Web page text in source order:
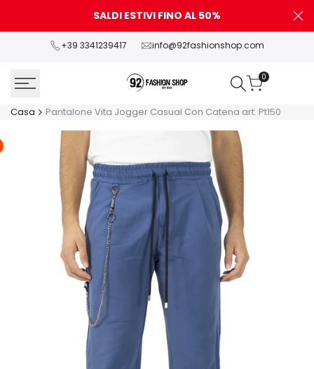
contenuto
SALDI ESTIVI FINO AL 50%
+39 3341239417 info@92fashionshop.com
0
Casa Pantalone Vita Jogger Casual Con Catena art. Pt150